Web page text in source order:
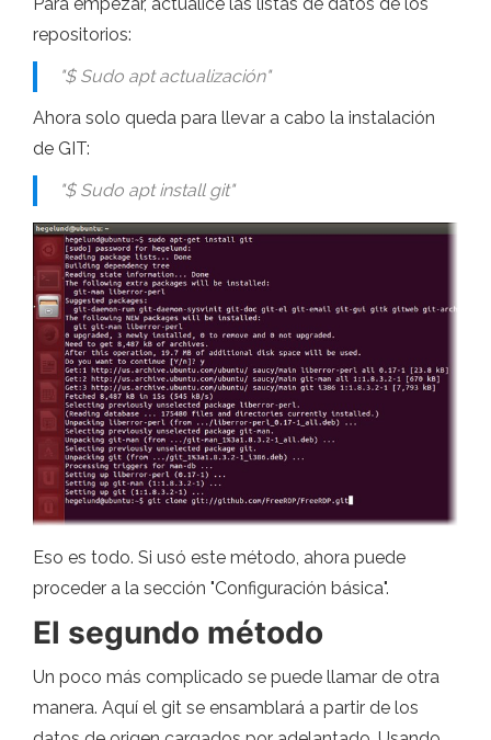
repositorios:
"$ Sudo apt actualización"
Ahora solo queda para llevar a cabo la instalación
de GIT:
"$ Sudo apt install git"
Eso es todo. Si usó este método, ahora puede
proceder a la sección "Configuración básica".
El segundo método
Un poco más complicado se puede llamar de otra
manera. Aquí el git se ensamblará a partir de los